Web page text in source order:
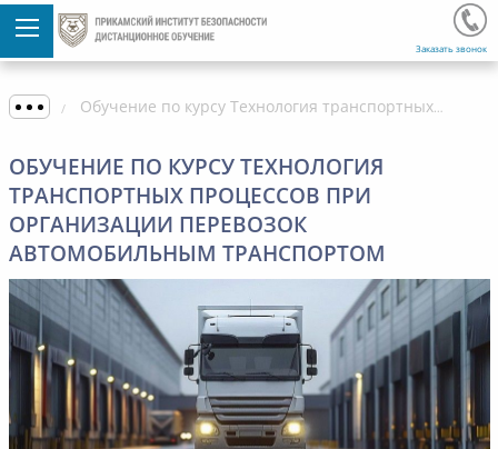
Заказать звонок
Обучение по курсу Технология транспортных процессов при организации перевозок автомобильным транспортом
ОБУЧЕНИЕ ПО КУРСУ ТЕХНОЛОГИЯ
ТРАНСПОРТНЫХ ПРОЦЕССОВ ПРИ
ОРГАНИЗАЦИИ ПЕРЕВОЗОК
АВТОМОБИЛЬНЫМ ТРАНСПОРТОМ